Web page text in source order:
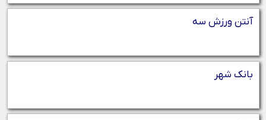
آنتن ورزش سه
بانک شهر